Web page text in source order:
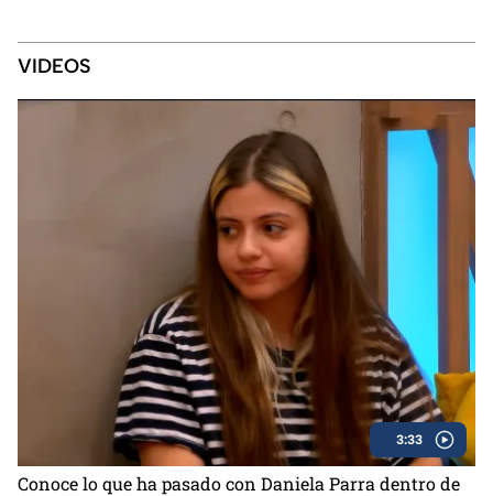
2
VIDEOS
3:33
Conoce lo que ha pasado con Daniela Parra dentro de